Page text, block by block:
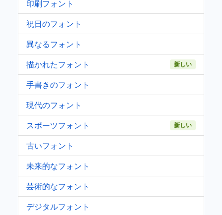
印刷フォント
祝日のフォント
異なるフォント
描かれたフォント
新しい
手書きのフォント
現代のフォント
スポーツフォント
新しい
古いフォント
未来的なフォント
芸術的なフォント
デジタルフォント